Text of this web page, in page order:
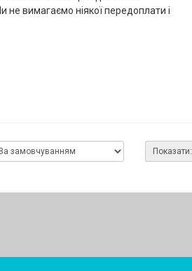
не вимагаємо ніякої передоплати і
Показати: